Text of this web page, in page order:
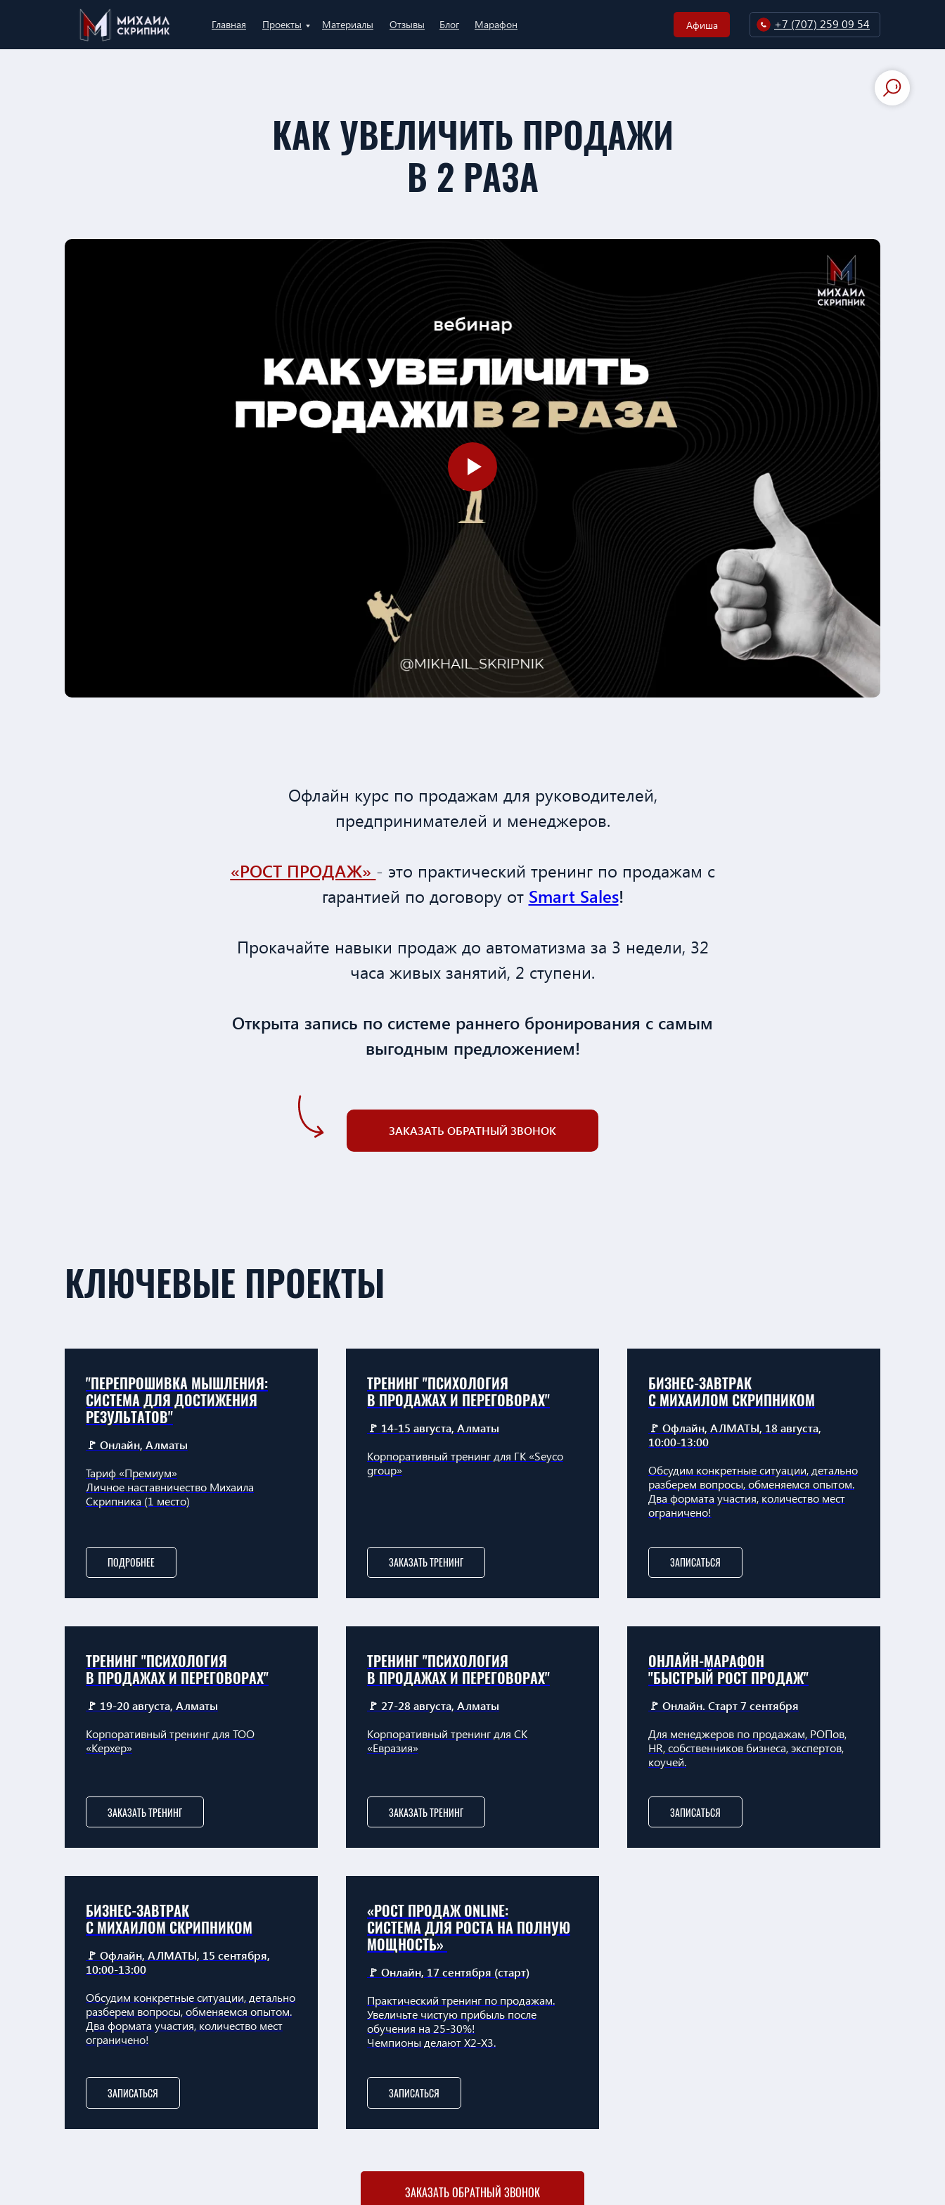
Афиша
Главная Материалы Отзывы Блог Марафон
Проекты +7 (707) 259 09 54
КАК УВЕЛИЧИТЬ ПРОДАЖИ
В 2 РАЗА
Офлайн курс по продажам для руководителей,
предпринимателей и менеджеров.
«РОСТ ПРОДАЖ» - это практический тренинг по продажам с
гарантией по договору от Smart Sales!
Прокачайте навыки продаж до автоматизма за 3 недели, 32
часа живых занятий, 2 ступени.
Открыта запись по системе раннего бронирования с самым
выгодным предложением!
ЗАКАЗАТЬ ОБРАТНЫЙ ЗВОНОК
КЛЮЧЕВЫЕ ПРОЕКТЫ
"ПЕРЕПРОШИВКА МЫШЛЕНИЯ:
СИСТЕМА ДЛЯ ДОСТИЖЕНИЯ
РЕЗУЛЬТАТОВ"
🚩 Онлайн, Алматы
Тариф «Премиум»
Личное наставничество Михаила
Скрипника (1 место)
ПОДРОБНЕЕ
ТРЕНИНГ "ПСИХОЛОГИЯ
В ПРОДАЖАХ И ПЕРЕГОВОРАХ"
🚩 14-15 августа, Алматы
Корпоративный тренинг для ГК «Seyco
group»
ЗАКАЗАТЬ ТРЕНИНГ
БИЗНЕС-ЗАВТРАК
С МИХАИЛОМ СКРИПНИКОМ
🚩 Офлайн, АЛМАТЫ, 18 августа,
10:00-13:00
Обсудим конкретные ситуации, детально
разберем вопросы, обменяемся опытом.
Два формата участия, количество мест
ограничено!
ЗАПИСАТЬСЯ
ТРЕНИНГ "ПСИХОЛОГИЯ
В ПРОДАЖАХ И ПЕРЕГОВОРАХ"
🚩 19-20 августа, Алматы
Корпоративный тренинг для ТОО
«Керхер»
ЗАКАЗАТЬ ТРЕНИНГ
ТРЕНИНГ "ПСИХОЛОГИЯ
В ПРОДАЖАХ И ПЕРЕГОВОРАХ"
🚩 27-28 августа, Алматы
Корпоративный тренинг для СК
«Евразия»
ЗАКАЗАТЬ ТРЕНИНГ
ОНЛАЙН-МАРАФОН
"БЫСТРЫЙ РОСТ ПРОДАЖ"
🚩 Онлайн. Старт 7 сентября
Для менеджеров по продажам, РОПов,
HR, собственников бизнеса, экспертов,
коучей.
ЗАПИСАТЬСЯ
БИЗНЕС-ЗАВТРАК
С МИХАИЛОМ СКРИПНИКОМ
🚩 Офлайн, АЛМАТЫ, 15 сентября,
10:00-13:00
Обсудим конкретные ситуации, детально
разберем вопросы, обменяемся опытом.
Два формата участия, количество мест
ограничено!
ЗАПИСАТЬСЯ
«РОСТ ПРОДАЖ ONLINE:
СИСТЕМА ДЛЯ РОСТА НА ПОЛНУЮ
МОЩНОСТЬ»
🚩 Онлайн, 17 сентября (старт)
Практический тренинг по продажам.
Увеличьте чистую прибыль после
обучения на 25-30%!
Чемпионы делают Х2-Х3.
ЗАПИСАТЬСЯ
ЗАКАЗАТЬ ОБРАТНЫЙ ЗВОНОК